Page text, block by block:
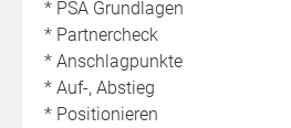
* PSA Grundlagen
* Partnercheck
* Anschlagpunkte
* Auf-, Abstieg
* Positionieren